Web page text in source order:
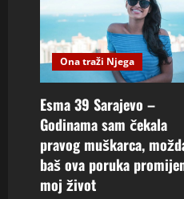
Ona traži Njega
Esma 39 Sarajevo –
Godinama sam čekala
pravog muškarca,
baš ova poruka
moj život